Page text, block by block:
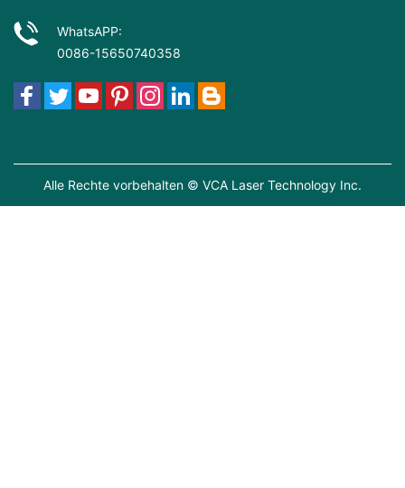
WhatsAPP:
0086-15650740358
Alle Rechte vorbehalten © VCA Laser Technology Inc.